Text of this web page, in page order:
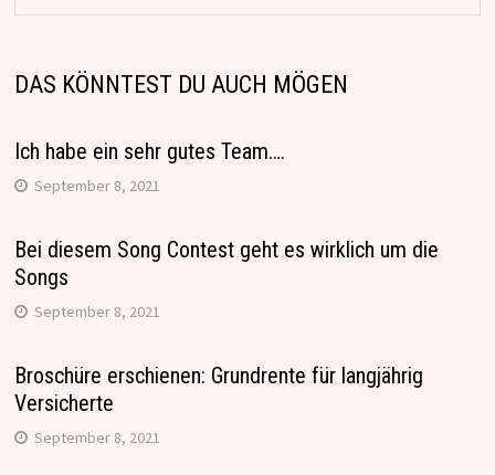
DAS KÖNNTEST DU AUCH MÖGEN
Ich habe ein sehr gutes Team….
September 8, 2021
Bei diesem Song Contest geht es wirklich um die
Songs
September 8, 2021
Broschüre erschienen: Grundrente für langjährig
Versicherte
September 8, 2021